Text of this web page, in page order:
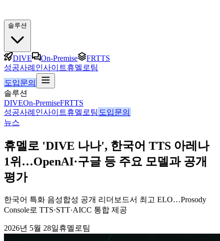
솔루션
DIVE On-Premise
FRTTS
성공사례 인사이트휴멜로팀
도입문의
솔루션
DIVEOn-PremiseFRTTS
성공사례 인사이트휴멜로팀 도입문의
뉴스
휴멜로 'DIVE 나나', 한국어 TTS 아레나
1위…OpenAI·구글 등 주요 모델과 공개
평가
한국어 특화 음성합성 공개 리더보드서 최고 ELO…Prosody
Console로 TTS·STT·AICC 통합 제공
2026년 5월 28일휴멜로팀